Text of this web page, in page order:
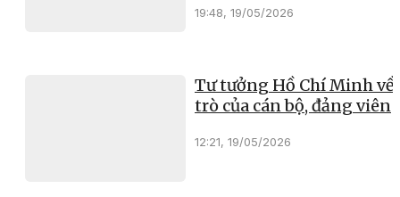
19:48, 19/05/2026
Tư tưởng Hồ Chí Minh về
trò của cán bộ, đảng viên
12:21, 19/05/2026